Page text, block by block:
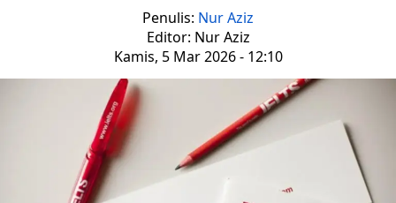
Penulis: Nur Aziz
Editor: Nur Aziz
Kamis, 5 Mar 2026 - 12:10